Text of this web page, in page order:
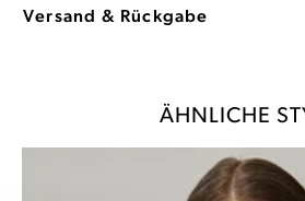
Versand & Rückgabe
ÄHNLICHE